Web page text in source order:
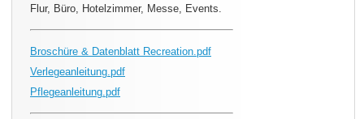
Flur, Büro, Hotelzimmer, Messe, Events.
Broschüre & Datenblatt Recreation.pdf
Verlegeanleitung.pdf
Pflegeanleitung.pdf